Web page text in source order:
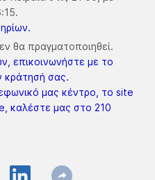
θα πραγματοποιηθεί.
επικοινωνήστε με το
κράτησή σας.
μας κέντρο, το site
καλέστε μας στο 210